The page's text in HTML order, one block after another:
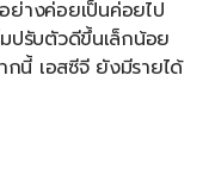
างค่อยเป็นค่อยไป
ปรับตัวดีขึ้นเล็กน้อย
นี้ เอสซีจี ยังมีรายได้